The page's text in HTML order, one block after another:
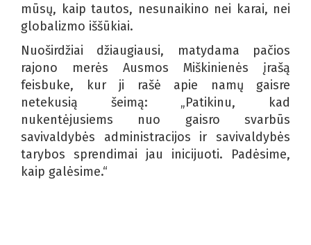
mūsų, kaip tautos, nesunaikino nei karai, nei
globalizmo iššūkiai.
Nuoširdžiai džiaugiausi, matydama pačios
rajono merės Ausmos Miškinienės įrašą
feisbuke, kur ji rašė apie namų gaisre
netekusią šeimą: „Patikinu, kad
nukentėjusiems nuo gaisro svarbūs
savivaldybės administracijos ir savivaldybės
tarybos sprendimai jau inicijuoti. Padėsime,
kaip galėsime.“